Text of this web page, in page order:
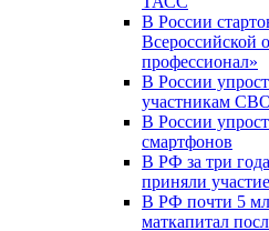
В России
Всероссийской
профессионал»
В России
участникам СВО
В России
смартфонов
В РФ за три
приняли
В РФ почти 5
маткапитал